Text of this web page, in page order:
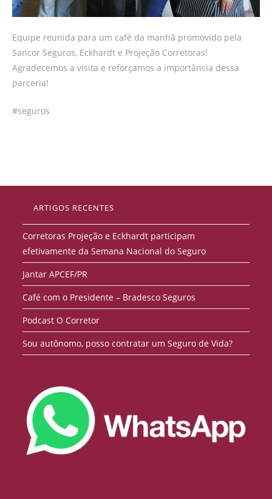
Equipe reunida para um café da manhã promovido pela
Sancor Seguros, Eckhardt e Projeção Corretoras!
Agradecemos a visita e reforçamos a importância dessa
parceria!
#seguros
ARTIGOS RECENTES
Corretoras Projeção e Eckhardt participam
efetivamente da Semana Nacional do Seguro
Jantar APCEF/PR
Café com o Presidente – Bradesco Seguros
Podcast O Corretor
Sou autônomo, posso contratar um Seguro de Vida?